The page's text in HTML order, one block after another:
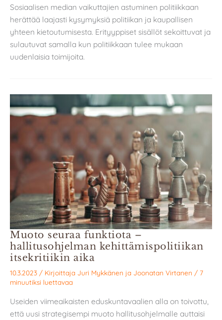
Sosiaalisen median vaikuttajien astuminen politiikkaan
herättää laajasti kysymyksiä politiikan ja kaupallisen
yhteen kietoutumisesta. Erityyppiset sisällöt sekoittuvat ja
sulautuvat samalla kun politiikkaan tulee mukaan
uudenlaisia toimijoita.
Muoto seuraa funktiota –
hallitusohjelman kehittämispolitiikan
itsekritiikin aika
10.3.2023 / Kirjoittaja Juri Mykkänen ja Joonatan Virtanen / 7
minuutiksi luettavaa
Useiden viimeaikaisten eduskuntavaalien alla on toivottu,
että uusi strategisempi muoto hallitusohjelmalle auttaisi